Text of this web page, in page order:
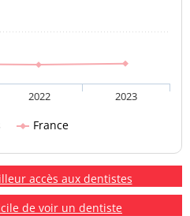
France
2022 2023
accès aux dentistes
de voir un dentiste